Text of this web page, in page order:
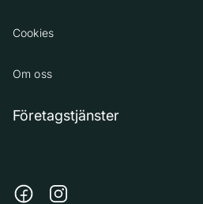
Cookies
Om oss
Företagstjänster